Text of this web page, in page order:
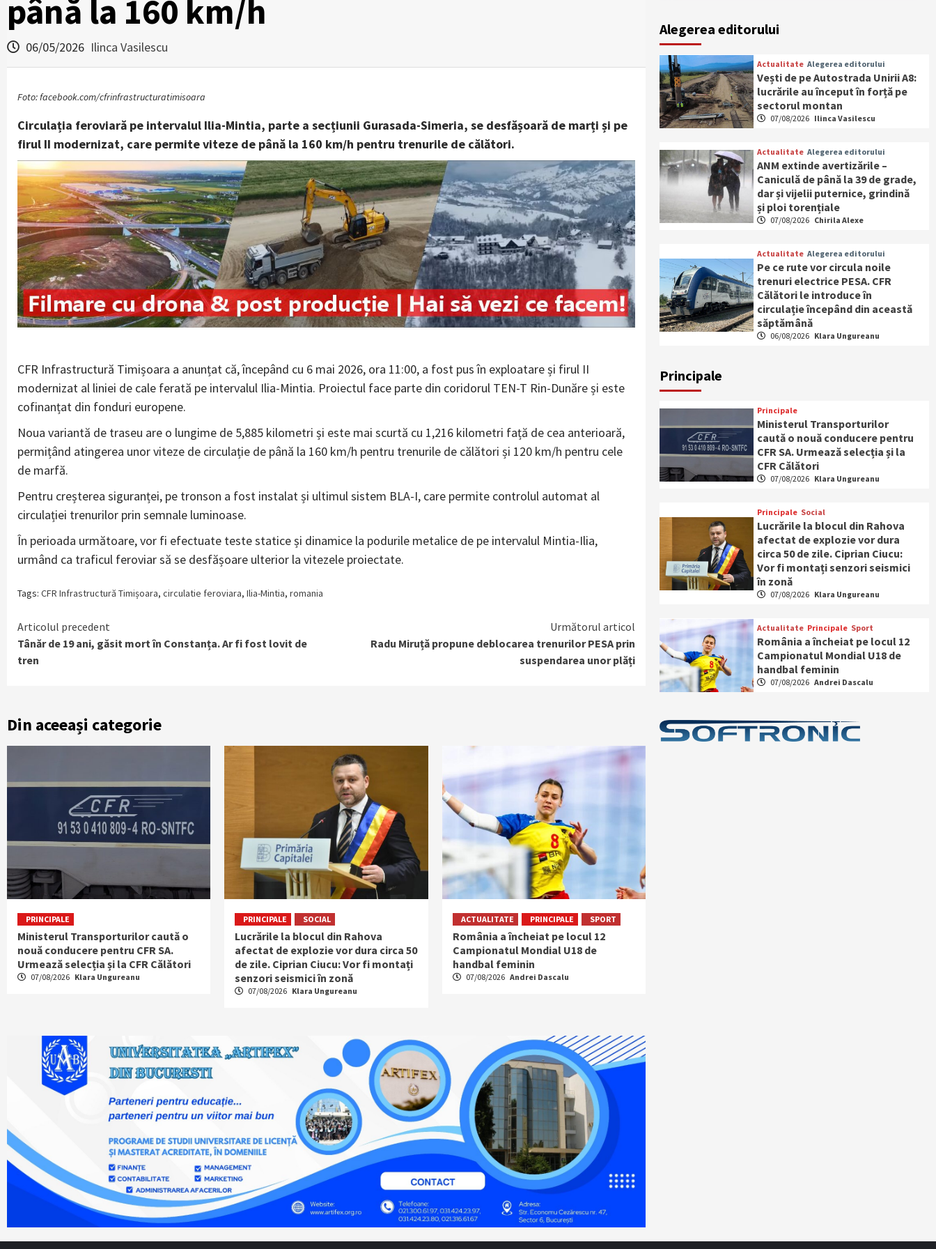
până la 160 km/h
06/05/2026 Ilinca Vasilescu
Foto: facebook.com/cfrinfrastructuratimisoara
Circulația feroviară pe intervalul Ilia-Mintia, parte a secțiunii Gurasada-Simeria, se desfășoară de marți și pe
firul II modernizat, care permite viteze de până la 160 km/h pentru trenurile de călători.
CFR Infrastructură Timișoara a anunțat că, începând cu 6 mai 2026, ora 11:00, a fost pus în exploatare și firul II
modernizat al liniei de cale ferată pe intervalul Ilia-Mintia. Proiectul face parte din coridorul TEN-T Rin-Dunăre și este
cofinanțat din fonduri europene.
Noua variantă de traseu are o lungime de 5,885 kilometri și este mai scurtă cu 1,216 kilometri față de cea anterioară,
permițând atingerea unor viteze de circulație de până la 160 km/h pentru trenurile de călători și 120 km/h pentru cele
de marfă.
Pentru creșterea siguranței, pe tronson a fost instalat și ultimul sistem BLA-I, care permite controlul automat al
circulației trenurilor prin semnale luminoase.
În perioada următoare, vor fi efectuate teste statice și dinamice la podurile metalice de pe intervalul Mintia-Ilia,
urmând ca traficul feroviar să se desfășoare ulterior la vitezele proiectate.
Tags: CFR Infrastructură Timișoara, circulatie feroviara, Ilia-Mintia, romania
Continue
Reading
Articolul precedent
Tânăr de 19 ani, găsit mort în Constanța. Ar fi fost lovit de
tren
Următorul articol
Radu Miruță propune deblocarea trenurilor PESA prin
suspendarea unor plăți
Din aceeași categorie
PRINCIPALE
Ministerul Transporturilor caută o
nouă conducere pentru CFR SA.
Urmează selecția și la CFR Călători
07/08/2026 Klara Ungureanu
PRINCIPALE SOCIAL
Lucrările la blocul din Rahova
afectat de explozie vor dura circa 50
de zile. Ciprian Ciucu: Vor fi montați
senzori seismici în zonă
07/08/2026 Klara Ungureanu
ACTUALITATE PRINCIPALE SPORT
România a încheiat pe locul 12
Campionatul Mondial U18 de
handbal feminin
07/08/2026 Andrei Dascalu
Alegerea editorului
Actualitate Alegerea editorului
Vești de pe Autostrada Unirii A8:
lucrările au început în forță pe
sectorul montan
07/08/2026 Ilinca Vasilescu
Actualitate Alegerea editorului
ANM extinde avertizările –
Caniculă de până la 39 de grade,
dar și vijelii puternice, grindină
și ploi torențiale
07/08/2026 Chirila Alexe
Actualitate Alegerea editorului
Pe ce rute vor circula noile
trenuri electrice PESA. CFR
Călători le introduce în
circulație începând din această
săptămână
06/08/2026 Klara Ungureanu
Principale
Principale
Ministerul Transporturilor
caută o nouă conducere pentru
CFR SA. Urmează selecția și la
CFR Călători
07/08/2026 Klara Ungureanu
Principale Social
Lucrările la blocul din Rahova
afectat de explozie vor dura
circa 50 de zile. Ciprian Ciucu:
Vor fi montați senzori seismici
în zonă
07/08/2026 Klara Ungureanu
Actualitate Principale Sport
România a încheiat pe locul 12
Campionatul Mondial U18 de
handbal feminin
07/08/2026 Andrei Dascalu